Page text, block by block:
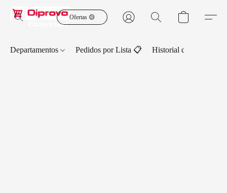
Ofertas 🟡
Departamentos Pedidos por Lista 📋 Historial de Pedidos